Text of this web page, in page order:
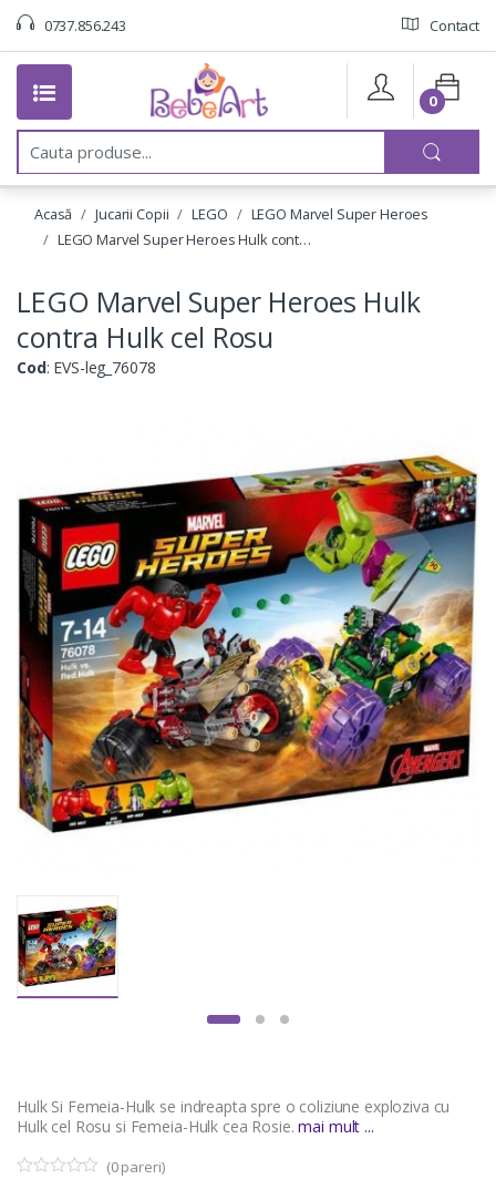
0737.856.243 Contact
C
u
0
Acasă Jucarii Copii LEGO
LEGO Marvel Super Heroes
LEGO Marvel Super Heroes Hulk cont…
LEGO Marvel Super Heroes Hulk
contra Hulk cel Rosu
Cod: EVS-leg_76078
Hulk Si Femeia-Hulk se indreapta spre o coliziune exploziva cu
Hulk cel Rosu si Femeia-Hulk cea Rosie.mai mult ...
(0pareri)